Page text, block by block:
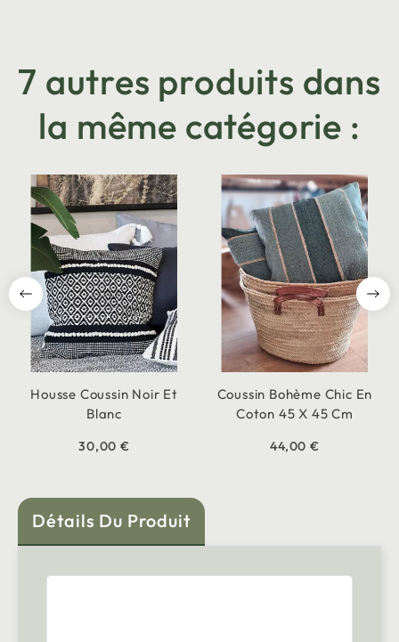
7 autres produits dans
la même catégorie :
Housse Coussin Noir Et
Blanc
30,00 €
Coussin Bohème Chic En
Coton 45 X 45 Cm
44,00 €
Détails Du Produit